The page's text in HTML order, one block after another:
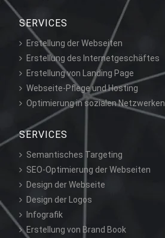
SERVICES
Erstellung der Webseiten
Erstellung des Internetgeschäftes
Erstellung von Landing Page
Webseite-Pflege und Hosting
Optimierung in sozialen Netzwerken
SERVICES
Semantisches Targeting
SEO-Optimierung der Webseiten
Design der Webseite
Design der Logos
Infografik
Erstellung von Brand Book